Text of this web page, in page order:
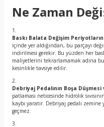
Ne Zaman
Baskı Balata Değişim
içinde yer aldığından, bu parçayı
indirilmesi gerekir. Bu yüzden her
maliyetlerini tekrarlamamak adına
kesinlikle tavsiye edilir.
Debriyaj Pedalının Boşa Düşmesi
patlaması neticesinde hidrolik
kaybı yaratır. Debriyaj pedalı
geçmez.